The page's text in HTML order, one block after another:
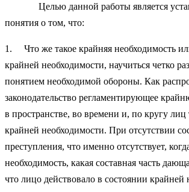
Целью данной работы является
понятия о том, что:
1. Что же такое крайняя необходимость
крайней необходимости, научиться четко
понятием необходимой обороны. Как
законодательство регламентирующее
в пространстве, во времени и, по кругу лиц
крайней необходимости. При отсутствии
преступления, что именно отсутствует,
необходимость, какая составная часть
что лицо действовало в состоянии крайней